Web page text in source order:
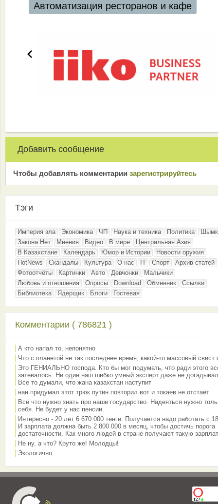
Автоматизация ресторанов и кафе
Добавить сообщение
Чтобы добавлять комментарии зарeгиcтрирyйтeсь
Тэги
Империя зла Экономика ЧП Наука и техника Политика
Закона.Нет
Мнения Видео В мире
Центральная Азия
В Казахстане
Календарь Юмор и Истории
Новости оружия
HotNews
Скандалы Культура О нас IT Спорт
Архив статей
Фотоотчёты
Картинки Авто Девчонки
Мальчики
Любовь и отношения
Опросы Download Обменник
Ссылки
Библиотека
Ядерщик Блоги Гостевая
Комментарии ( 786821 )
А кто напал то, непонятно
Что с планетой не так последнее время, какой-то массовый свист
Это ГЕНИАЛЬНО господа. Кто бы мог подумать, что ради этого
затевалось. Ни один наш шибко умный эксперт даже не
Все то думали, что жана казахстан наступит
нан придумал этот трюк путин повторил вот и токаев не отстает
Всё что нужно знать про наше государство. Надеяться нужно
себя. Не будет у нас пенсии.
Интересно - 20 лет 6 670 000 тенге. Получается надо работать с
И зарплата должна быть 2 800 000 в месяц, чтобы достичь порога
достаточности. Как много людей в стране получают такую
Не ну, а что? Круто же! Молодцы!
Экологично